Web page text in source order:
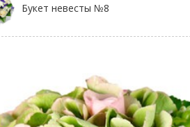
Букет невесты №8